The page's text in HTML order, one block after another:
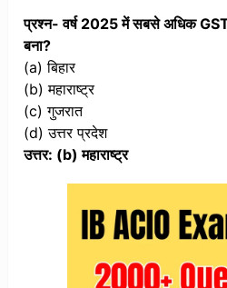
प्रश्न- वर्ष 2025 में सबसे अधिक
बना?
(a) बिहार
(b) महाराष्ट्र
(c) गुजरात
(d) उत्तर प्रदेश
उत्तर: (b) महाराष्ट्र